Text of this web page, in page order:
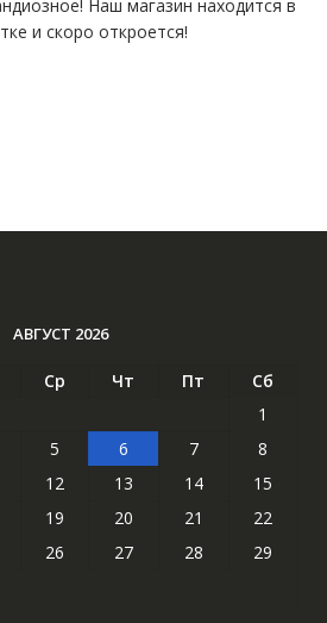
Наш магазин находится в
и скоро откроется!
АВГУСТ 2026
Ср Чт Пт
Сб
1
5 6 7
8
12 13 14
15
19 20 21
22
26 27 28
29